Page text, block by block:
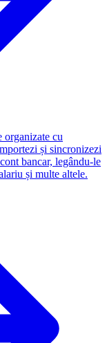
cu
și sincronizezi
bancar, legându-le
și multe altele.